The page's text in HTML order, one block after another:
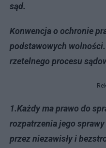
sąd.
Konwencja o ochronie
podstawowych wolności.
rzetelnego procesu
1.Każdy ma prawo do
rozpatrzenia jego
przez niezawisły i